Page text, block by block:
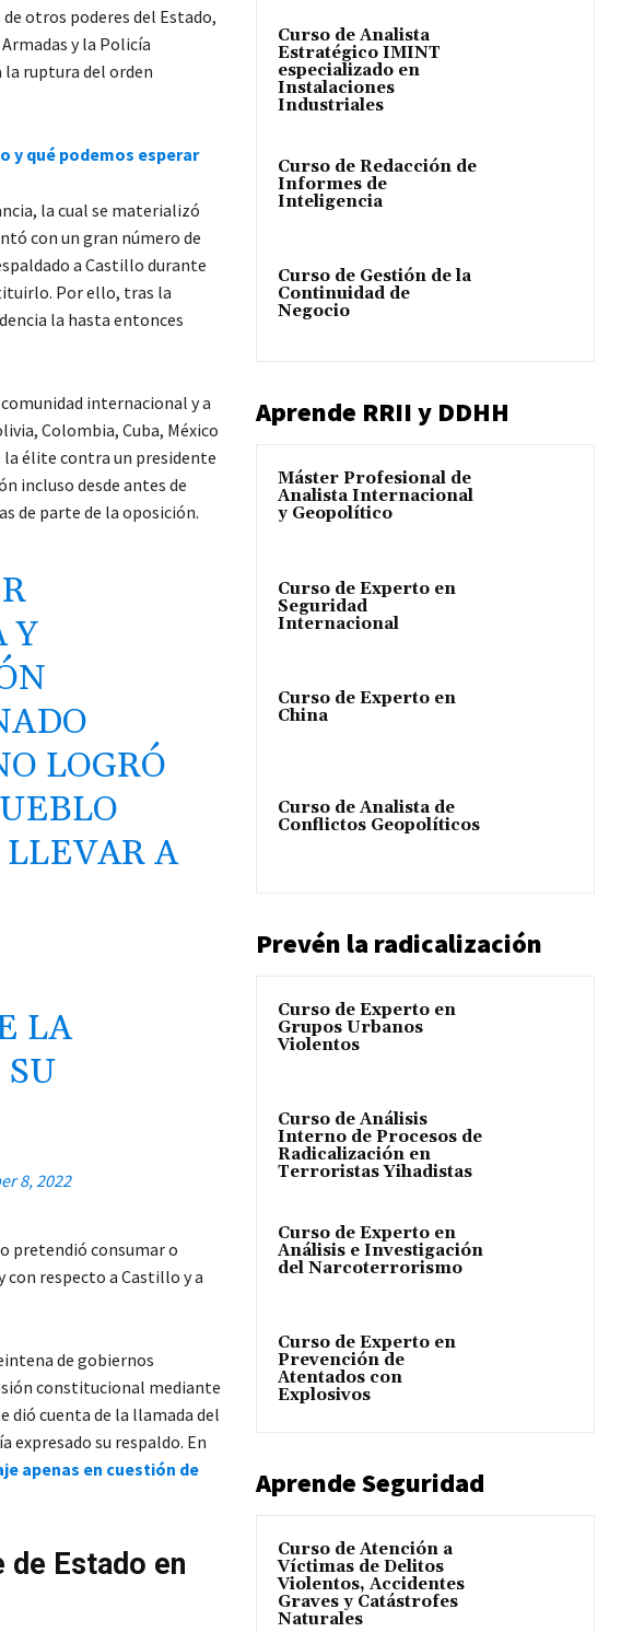
otros poderes del Estado,
y la Policía
la ruptura del orden
y qué podemos esperar
la cual se materializó
con un gran número de
a Castillo durante
Por ello, tras la
la hasta entonces
internacional y a
Colombia, Cuba, México
la élite contra un presidente
incluso desde antes de
de parte de la oposición.
Y
LOGRÓ
A
LA
8, 2022
pretendió consumar o
respecto a Castillo y a
de gobiernos
constitucional mediante
dió cuenta de la llamada del
expresado su respaldo. En
apenas en cuestión de
de Estado en
Curso de Analista
Estratégico IMINT
especializado en
Instalaciones
Industriales
Curso de Redacción de
Informes de
Inteligencia
Curso de Gestión de la
Continuidad de
Negocio
Aprende RRII y DDHH
Máster Profesional de
Analista Internacional
y Geopolítico
Curso de Experto en
Seguridad
Internacional
Curso de Experto en
China
Curso de Analista de
Conflictos Geopolíticos
Prevén la radicalización
Curso de Experto en
Grupos Urbanos
Violentos
Curso de Análisis
Interno de Procesos de
Radicalización en
Terroristas Yihadistas
Curso de Experto en
Análisis e Investigación
del Narcoterrorismo
Curso de Experto en
Prevención de
Atentados con
Explosivos
Aprende Seguridad
Curso de Atención a
Víctimas de Delitos
Violentos, Accidentes
Graves y Catástrofes
Naturales